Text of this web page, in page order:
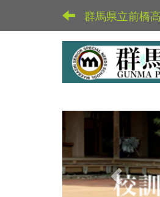
群馬県立前橋
e
v
i